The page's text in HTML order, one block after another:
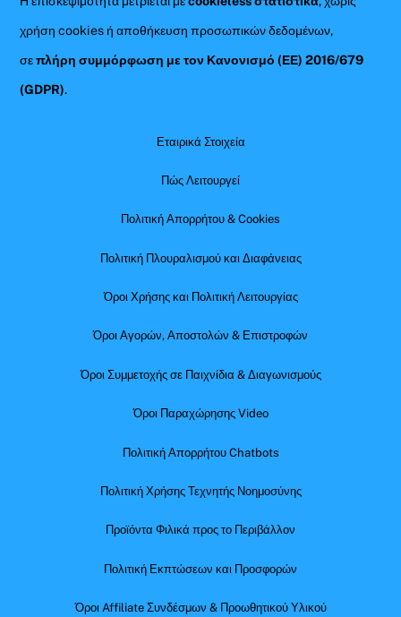
χρήση cookies ή αποθήκευση προσωπικών δεδομένων,
σεπλήρη συμμόρφωση με τον Κανονισμό (ΕΕ) 2016/679
(GDPR).
Εταιρικά Στοιχεία
Πώς Λειτουργεί
Πολιτική Απορρήτου & Cookies
Πολιτική Πλουραλισμού και Διαφάνειας
Όροι Χρήσης και Πολιτική Λειτουργίας
Όροι Αγορών, Αποστολών & Επιστροφών
Όροι Συμμετοχής σε Παιχνίδια & Διαγωνισμούς
Όροι Παραχώρησης Video
Πολιτική Απορρήτου Chatbots
Πολιτική Χρήσης Τεχνητής Νοημοσύνης
Προϊόντα Φιλικά προς το Περιβάλλον
Πολιτική Εκπτώσεων και Προσφορών
Όροι Affiliate Συνδέσμων & Προωθητικού Υλικού